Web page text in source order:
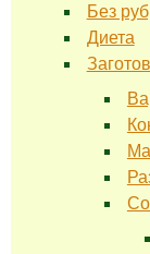
Без
Диета